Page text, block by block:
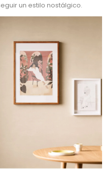
un estilo nostálgico.